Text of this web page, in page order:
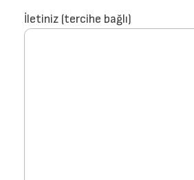
İletiniz (tercihe bağlı)